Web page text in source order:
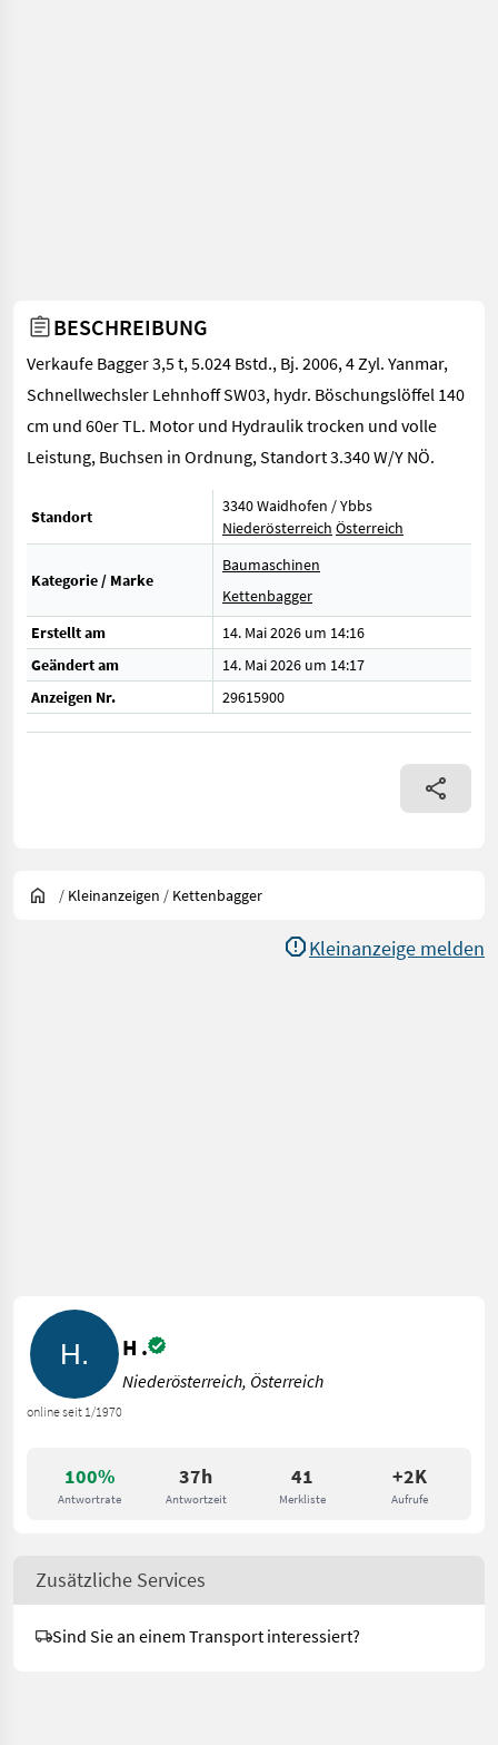
BESCHREIBUNG
Verkaufe Bagger 3,5 t, 5.024 Bstd., Bj. 2006, 4 Zyl. Yanmar,
Schnellwechsler Lehnhoff SW03, hydr. Böschungslöffel 140
cm und 60er TL. Motor und Hydraulik trocken und volle
Leistung, Buchsen in Ordnung, Standort 3.340 W/Y NÖ.
Standort
3340 Waidhofen / Ybbs
Niederösterreich Österreich
Kategorie / Marke
Baumaschinen
Kettenbagger
Erstellt am
14. Mai 2026 um 14:16
Geändert am
14. Mai 2026 um 14:17
Anzeigen Nr.
29615900
/ Kleinanzeigen / Kettenbagger
Kleinanzeige melden
100%
Antwortrate
37h
Antwortzeit
41
Merkliste
+2K
Aufrufe
online seit 1/1970
H .
Niederösterreich, Österreich
Zusätzliche Services
Sind Sie an einem Transport interessiert?